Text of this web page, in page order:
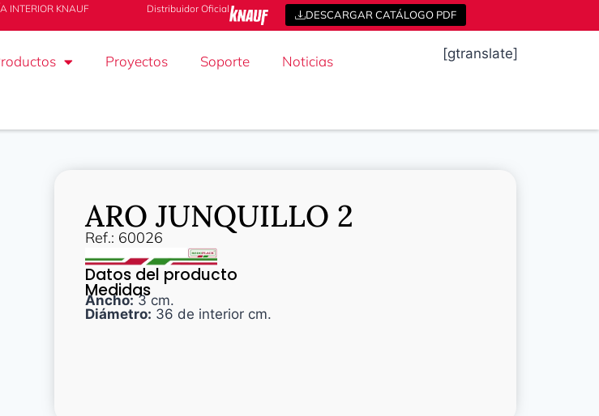
INTERIOR KNAUF Distribuidor Oficial DESCARGAR CATÁLOGO PDF
Proyectos Soporte Noticias [gtranslate]
ARO JUNQUILLO 2
Ref.: 60026
Datos del producto
Medidas
Ancho:3 cm.
Diámetro: 36 de interior cm.